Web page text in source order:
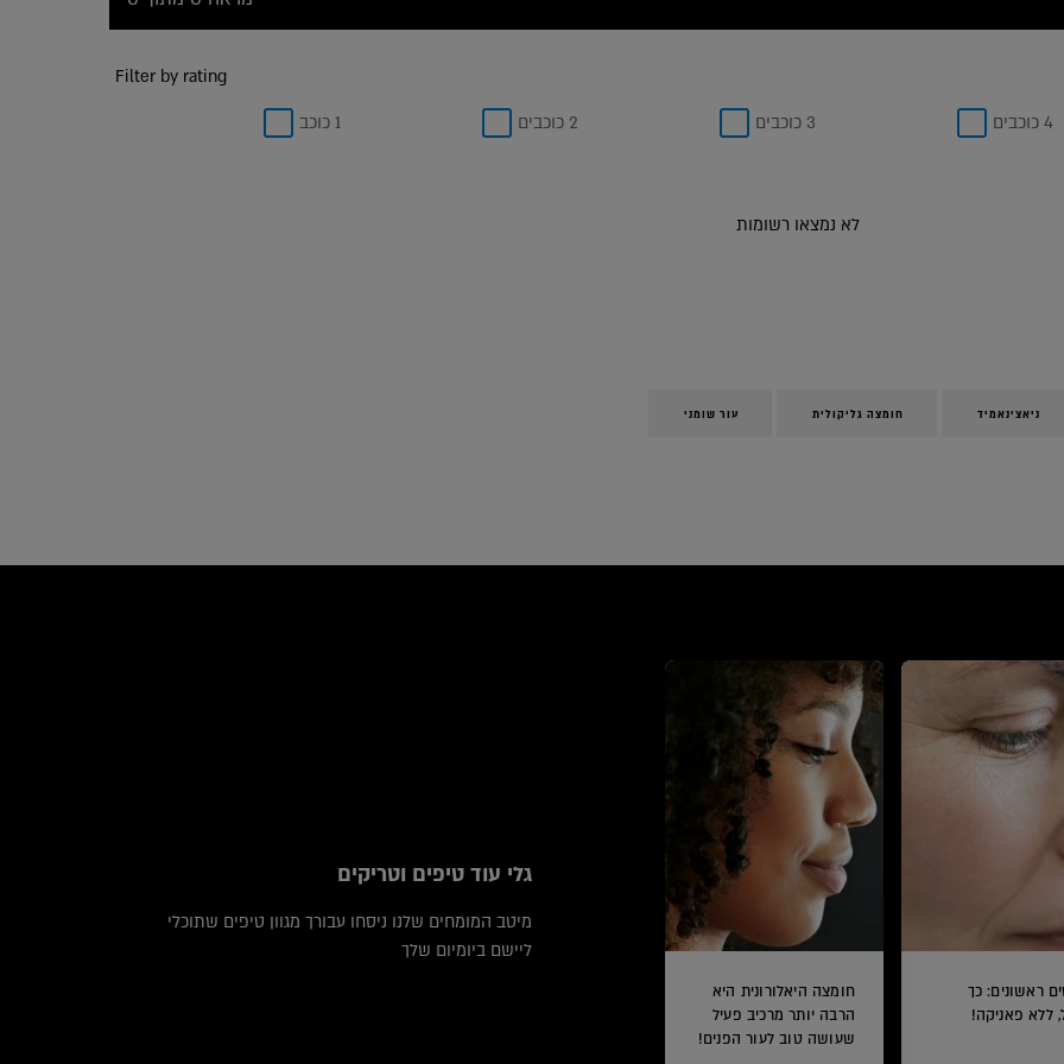
Filter by rating
1 כוכב 2 כוכבים 3 כוכבים 4 כוכבים
לא נמצאו רשומות
ניאצינאמיד חומצה גליקולית עור שומני
גלי עוד טיפים וטריקים
מיטב המומחים שלנו ניסחו עבורך מגוון טיפים שתוכלי
ליישם ביומיום שלך
ראשונים: כך
ללא פאניקה!
חומצה היאלורונית היא
הרבה יותר מרכיב פעיל
שעושה טוב לעור הפנים!